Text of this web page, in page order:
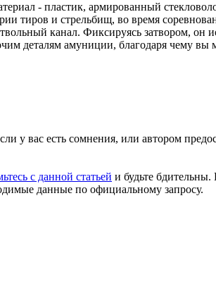
- пластик, армированный
тиров и стрельбищ, во время
канал. Фиксируясь затвором, он
деталям амуниции, благодаря чему
у вас есть сомнения, или автором
с данной статьей и будьте
данные по официальному запросу.